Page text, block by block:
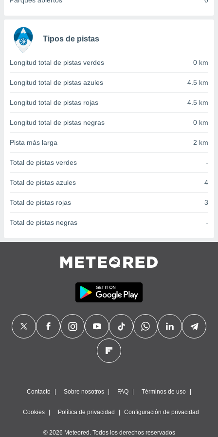
e
mediante
publicidad
1199
Tipos de pistas
Longitud total de pistas verdes 0 km
Longitud total de pistas azules 4.5 km
Longitud total de pistas rojas 4.5 km
Longitud total de pistas negras 0 km
Pista más larga 2 km
Total de pistas verdes -
Total de pistas azules 4
Total de pistas rojas 3
Total de pistas negras -
Contacto Sobre nosotros FAQ Términos de uso
Cookies Política de privacidad Configuración de privacidad
© 2026 Meteored. Todos los derechos reservados